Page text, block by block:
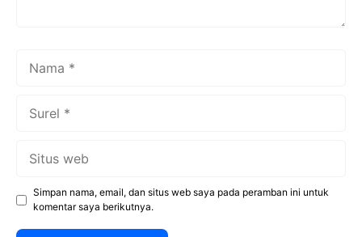
Simpan nama, email, dan situs web saya pada peramban ini untuk
komentar saya berikutnya.